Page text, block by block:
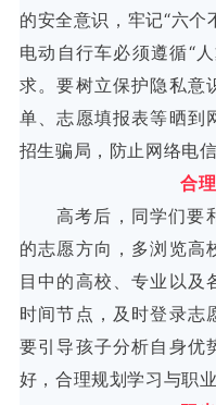
的安全意识，牢记“六个
电动自行车必须遵循“
求。要树立保护隐私意
单、志愿填报表等晒到
招生骗局，防止网络电信
合
高考后，同学们要
的志愿方向，多浏览高
目中的高校、专业以及
时间节点，及时登录志
要引导孩子分析自身优
好，合理规划学习与职